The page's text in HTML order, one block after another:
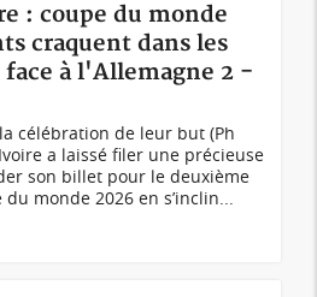
: coupe du monde
craquent dans les
à l'Allemagne 2 -
célébration de leur but (Ph
a laissé filer une précieuse
son billet pour le deuxième
monde 2026 en s’inclin...